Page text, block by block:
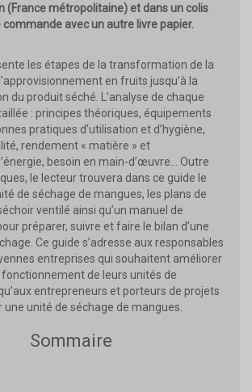
(France métropolitaine) et dans un colis
commande avec un autre livre papier.
les étapes de la transformation de la
en fruits jusqu’à la
du produit séché. L’analyse de chaque
: principes théoriques, équipements
pratiques d’utilisation et d’hygiène,
rendement « matière » et
besoin en main-d’œuvre… Outre
le lecteur trouvera dans ce guide le
de séchage de mangues, les plans de
ventilé ainsi qu’un manuel de
préparer, suivre et faire le bilan d’une
Ce guide s’adresse aux responsables
entreprises qui souhaitent améliorer
fonctionnement de leurs unités de
entrepreneurs et porteurs de projets
une unité de séchage de mangues.
Sommaire